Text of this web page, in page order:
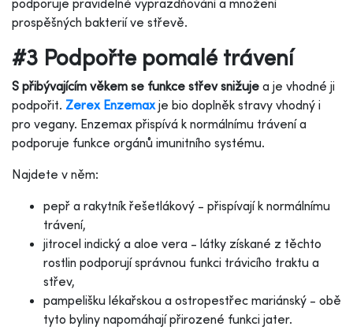
prospěšných bakterií ve střevě.
#3 Podpořte pomalé trávení
S přibývajícím věkem se funkce střev snižuje a je vhodné ji
podpořit. Zerex Enzemax je bio doplněk stravy vhodný i
pro vegany. Enzemax přispívá k normálnímu trávení a
podporuje funkce orgánů imunitního systému.
Najdete v něm:
pepř a rakytník řešetlákový - přispívají k normálnímu
trávení,
jitrocel indický a aloe vera - látky získané z těchto
rostlin podporují správnou funkci trávicího traktu a
střev,
pampelišku lékařskou a ostropestřec mariánský - obě
tyto byliny napomáhají přirozené funkci jater.